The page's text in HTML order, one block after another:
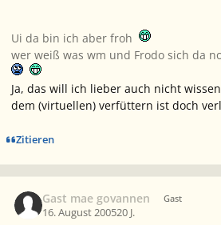
Ui da bin ich aber froh
wer weiß was wm und Frodo sich da
Ja, das will ich lieber auch nicht
dem (virtuellen) verfüttern ist doch
Zitieren
Gast mae govannen Gast
16. August 200520 J.